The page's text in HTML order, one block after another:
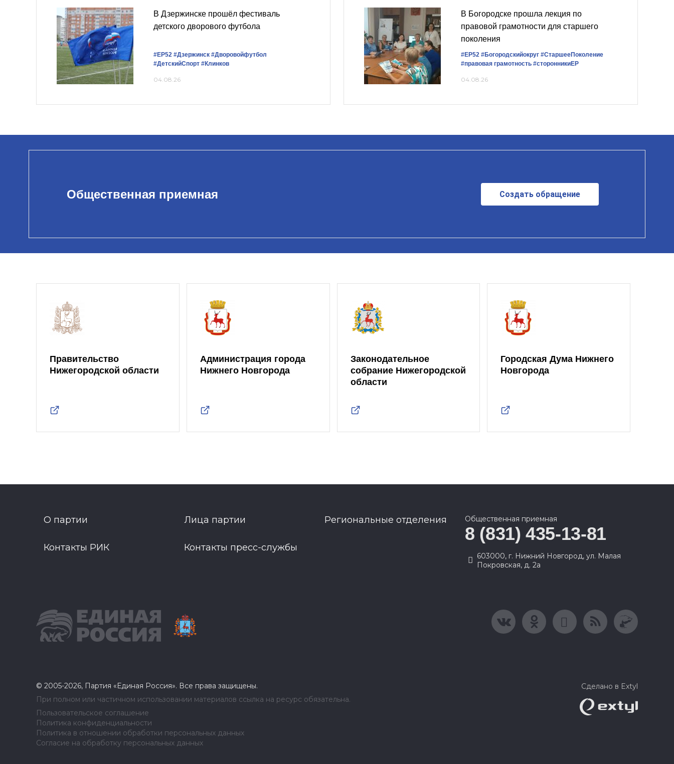
В Дзержинске прошёл фестиваль
детского дворового футбола
#ЕР52 #Дзержинск #Дворовойфутбол
#ДетскийСпорт #Клинков
04.08.26
В Богородске прошла лекция по
правовой грамотности для старшего
поколения
#ЕР52 #Богородскийокруг #СтаршееПоколение
#правовая грамотность #сторонникиЕР
04.08.26
Общественная приемная Создать обращение
Правительство
Нижегородской области
Администрация города
Нижнего Новгорода
Законодательное
собрание Нижегородской
области
Городская Дума Нижнего
Новгорода
О партии Лица партии Региональные отделения
Контакты РИК Контакты пресс-службы
Общественная приемная
8 (831) 435-13-81
603000, г. Нижний Новгород, ул. Малая
Покровская, д. 2а
© 2005-2026, Партия «Единая Россия». Все права защищены.
При полном или частичном использовании материалов ссылка на ресурс обязательна.
Пользовательское соглашение
Политика конфиденциальности
Политика в отношении обработки персональных данных
Согласие на обработку персональных данных
Сделано в Extyl